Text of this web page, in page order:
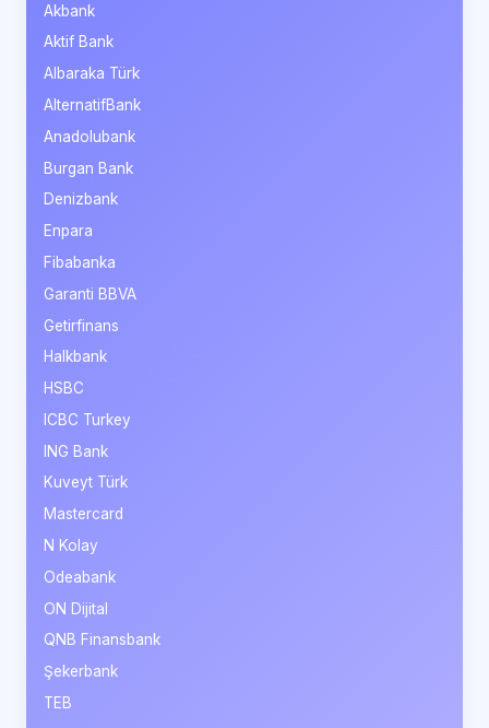
Akbank
Aktif Bank
Albaraka Türk
AlternatifBank
Anadolubank
Burgan Bank
Denizbank
Enpara
Fibabanka
Garanti BBVA
Getirfinans
Halkbank
HSBC
ICBC Turkey
ING Bank
Kuveyt Türk
Mastercard
N Kolay
Odeabank
ON Dijital
QNB Finansbank
Şekerbank
TEB